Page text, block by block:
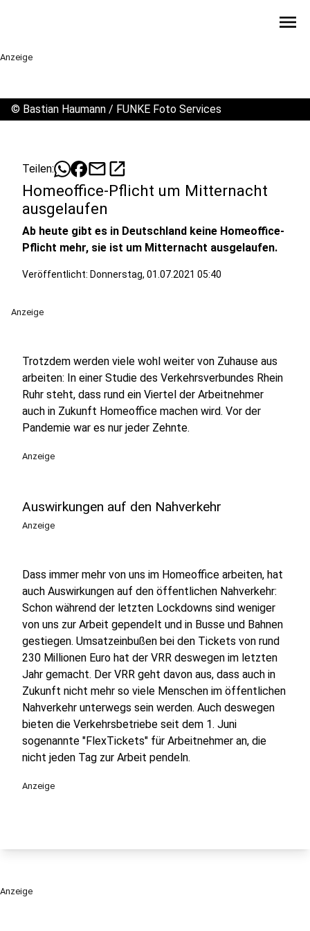
menu
Anzeige
© Bastian Haumann / FUNKE Foto Services
Teilen: mailopen_in_new
Homeoffice-Pflicht um Mitternacht
ausgelaufen
Ab heute gibt es in Deutschland keine Homeoffice-
Pflicht mehr, sie ist um Mitternacht ausgelaufen.
Veröffentlicht: Donnerstag, 01.07.2021 05:40
Anzeige
Trotzdem werden viele wohl weiter von Zuhause aus
arbeiten: In einer Studie des Verkehrsverbundes Rhein
Ruhr steht, dass rund ein Viertel der Arbeitnehmer
auch in Zukunft Homeoffice machen wird. Vor der
Pandemie war es nur jeder Zehnte.
Anzeige
Auswirkungen auf den Nahverkehr
Anzeige
Dass immer mehr von uns im Homeoffice arbeiten, hat
auch Auswirkungen auf den öffentlichen Nahverkehr:
Schon während der letzten Lockdowns sind weniger
von uns zur Arbeit gependelt und in Busse und Bahnen
gestiegen. Umsatzeinbußen bei den Tickets von rund
230 Millionen Euro hat der VRR deswegen im letzten
Jahr gemacht. Der VRR geht davon aus, dass auch in
Zukunft nicht mehr so viele Menschen im öffentlichen
Nahverkehr unterwegs sein werden. Auch deswegen
bieten die Verkehrsbetriebe seit dem 1. Juni
sogenannte "FlexTickets" für Arbeitnehmer an, die
nicht jeden Tag zur Arbeit pendeln.
Anzeige
Anzeige